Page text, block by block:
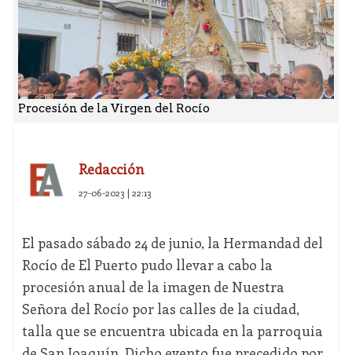
Procesión de la Virgen del Rocío
Redacción
27-06-2023 | 22:13
El pasado sábado 24 de junio, la Hermandad del
Rocío de El Puerto pudo llevar a cabo la
procesión anual de la imagen de Nuestra
Señora del Rocío por las calles de la ciudad,
talla que se encuentra ubicada en la parroquia